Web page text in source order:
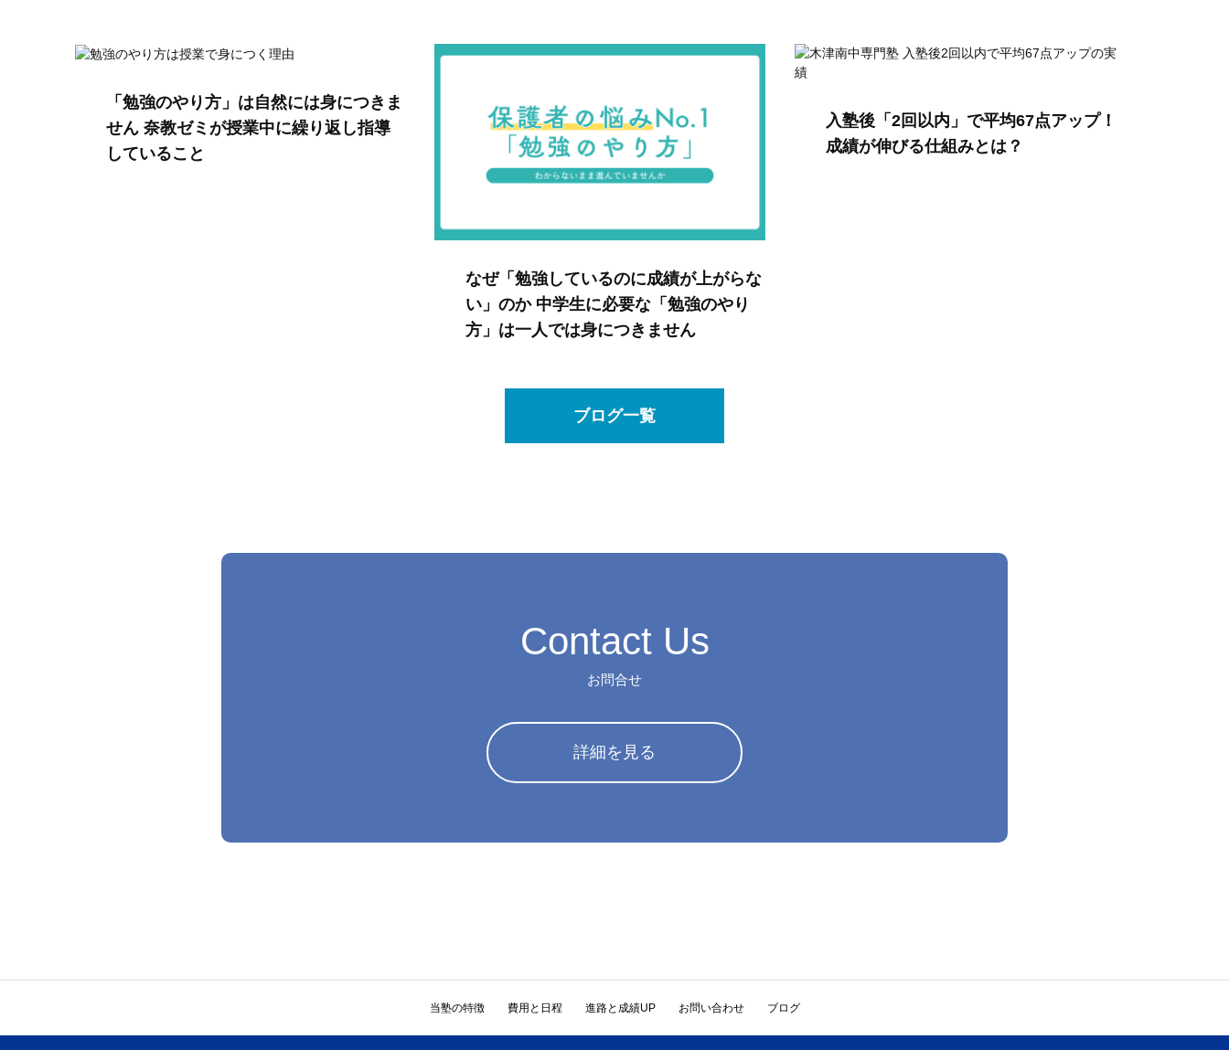
「勉強のやり方」は自然には身につきま
せん 奈教ゼミが授業中に繰り返し指導
していること
なぜ「勉強しているのに成績が上がらな
い」のか 中学生に必要な「勉強のやり
方」は一人では身につきません
入塾後「2回以内」で平均67点アップ！
成績が伸びる仕組みとは？
ブログ一覧
Contact Us
お問合せ
詳細を見る
当塾の特徴 費用と日程 進路と成績UP お問い合わせ ブログ